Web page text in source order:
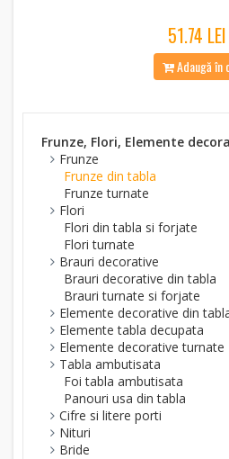
51.74 LEI
Adaugă în
Frunze, Flori, Elemente
Frunze
Frunze din tabla
Frunze turnate
Flori
Flori din tabla si forjate
Flori turnate
Brauri decorative
Brauri decorative din tabla
Brauri turnate si forjate
Elemente decorative din
Elemente tabla decupata
Elemente decorative turnate
Tabla ambutisata
Foi tabla ambutisata
Panouri usa din tabla
Cifre si litere porti
Nituri
Bride